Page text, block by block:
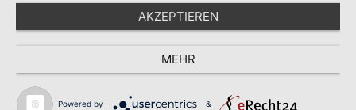
AKZEPTIEREN
MEHR
Powered by &